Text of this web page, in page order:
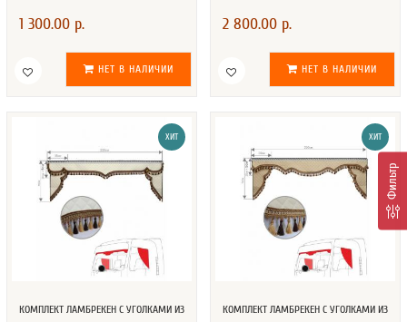
1 300.00 р.
НЕТ В НАЛИЧИИ
2 800.00 р.
НЕТ В НАЛИЧИИ
ХИТ
КОМПЛЕКТ ЛАМБРЕКЕН С УГОЛКАМИ ИЗ
ХИТ
КОМПЛЕКТ ЛАМБРЕКЕН С УГОЛКАМИ ИЗ
Фильтр